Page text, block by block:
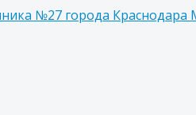
№27 города Краснодара